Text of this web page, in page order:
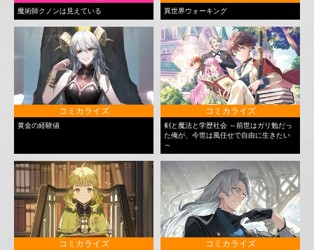
魔術師クノンは見えている 異世界ウォーキング
コミカライズ
黄金の経験値
コミカライズ
剣と魔法と学歴社会 ～前世はガリ勉だっ
た俺が、今世は風任せで自由に生きたい
～
コミカライズ コミカライズ